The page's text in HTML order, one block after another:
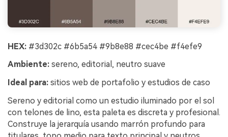
HEX: #3d302c #6b5a54 #9b8e88 #cec4be #f4efe9
Ambiente: sereno, editorial, neutro suave
Ideal para: sitios web de portafolio y estudios de caso
Sereno y editorial como un estudio iluminado por el sol
con telones de lino, esta paleta es discreta y profesional.
Construye la jerarquía usando marrón profundo para